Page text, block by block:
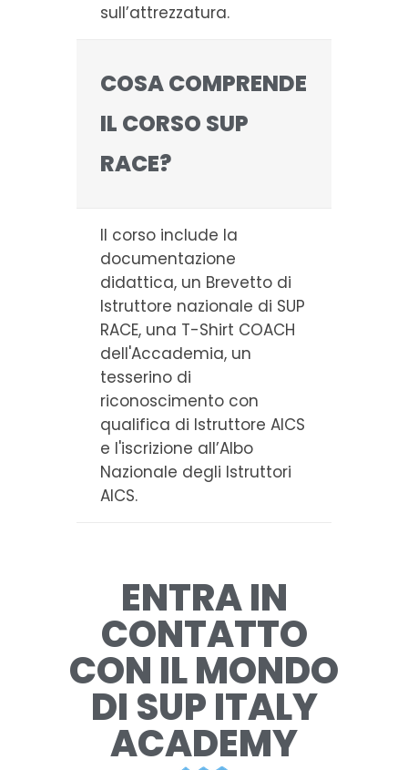
sull’attrezzatura.
COSA COMPRENDE
IL CORSO SUP
RACE?
Il corso include la
documentazione
didattica, un Brevetto di
Istruttore nazionale di SUP
RACE, una T-Shirt COACH
dell'Accademia, un
tesserino di
riconoscimento con
qualifica di Istruttore AICS
e l'iscrizione all’Albo
Nazionale degli Istruttori
AICS.
ENTRA IN
CONTATTO
CON IL MONDO
DI SUP ITALY
ACADEMY